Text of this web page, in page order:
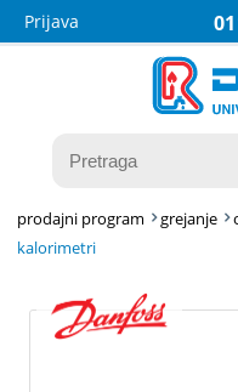
Prijava
prodajni program grejanje
kalorimetri